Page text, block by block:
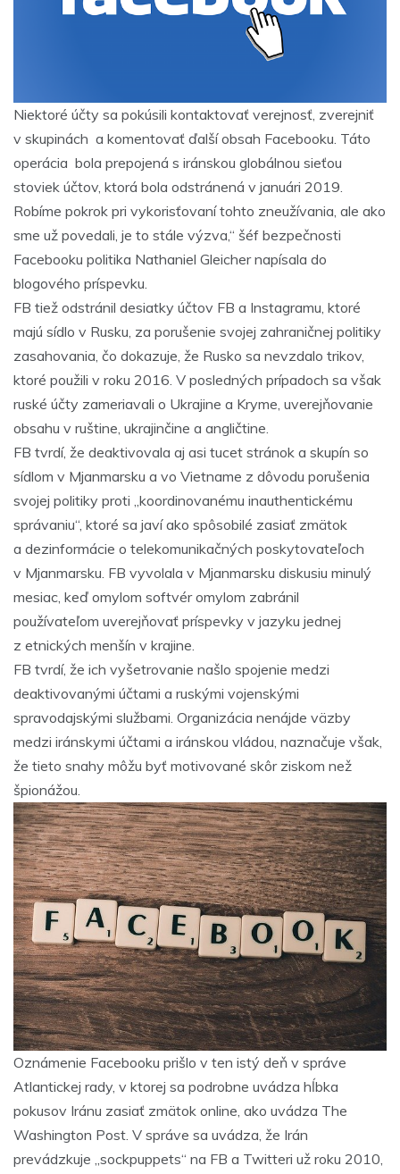
Niektoré účty sa pokúsili kontaktovať verejnosť, zverejniť
v skupinách a komentovať ďalší obsah Facebooku. Táto
operácia bola prepojená s iránskou globálnou sieťou
stoviek účtov, ktorá bola odstránená v januári 2019.
Robíme pokrok pri vykorisťovaní tohto zneužívania, ale ako
sme už povedali, je to stále výzva,“ šéf bezpečnosti
Facebooku politika Nathaniel Gleicher napísala do
blogového príspevku.
FB tiež odstránil desiatky účtov FB a Instagramu, ktoré
majú sídlo v Rusku, za porušenie svojej zahraničnej politiky
zasahovania, čo dokazuje, že Rusko sa nevzdalo trikov,
ktoré použili v roku 2016. V posledných prípadoch sa však
ruské účty zameriavali o Ukrajine a Kryme, uverejňovanie
obsahu v ruštine, ukrajinčine a angličtine.
FB tvrdí, že deaktivovala aj asi tucet stránok a skupín so
sídlom v Mjanmarsku a vo Vietname z dôvodu porušenia
svojej politiky proti „koordinovanému inauthentickému
správaniu“, ktoré sa javí ako spôsobilé zasiať zmätok
a dezinformácie o telekomunikačných poskytovateľoch
v Mjanmarsku. FB vyvolala v Mjanmarsku diskusiu minulý
mesiac, keď omylom softvér omylom zabránil
používateľom uverejňovať príspevky v jazyku jednej
z etnických menšín v krajine.
FB tvrdí, že ich vyšetrovanie našlo spojenie medzi
deaktivovanými účtami a ruskými vojenskými
spravodajskými službami. Organizácia nenájde väzby
medzi iránskymi účtami a iránskou vládou, naznačuje však,
že tieto snahy môžu byť motivované skôr ziskom než
špionážou.
Oznámenie Facebooku prišlo v ten istý deň v správe
Atlantickej rady, v ktorej sa podrobne uvádza hĺbka
pokusov Iránu zasiať zmätok online, ako uvádza The
Washington Post. V správe sa uvádza, že Irán
prevádzkuje „sockpuppets“ na FB a Twitteri už roku 2010,